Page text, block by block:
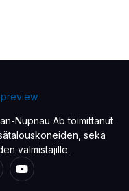
Nupnau Ab toimittanut
sekä
valmistajille.